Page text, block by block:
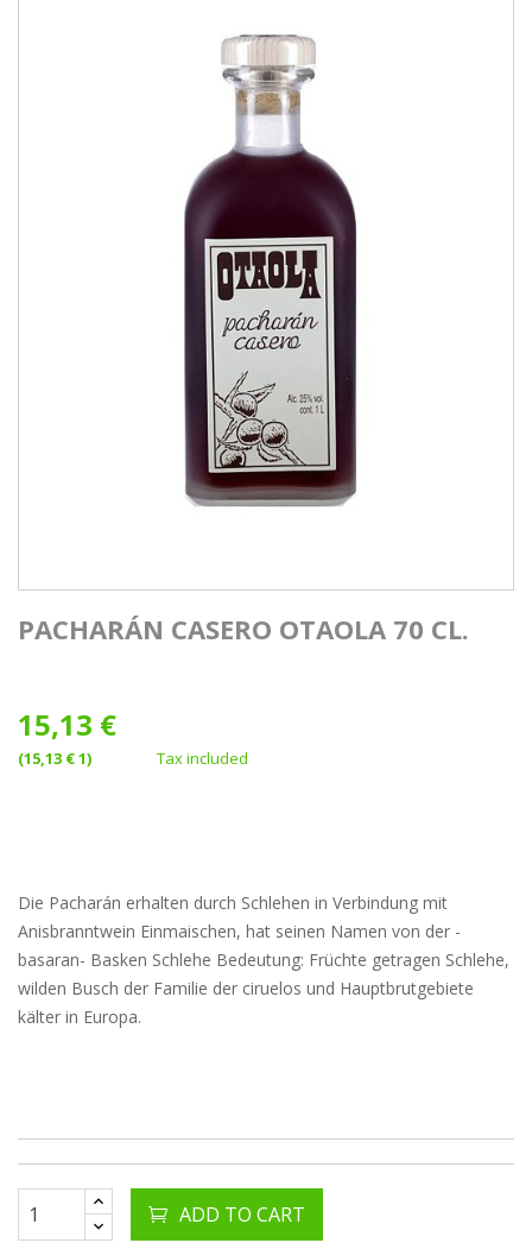
PACHARÁN CASERO OTAOLA 70 CL.
15,13 €
(15,13 € 1) Tax included
Die Pacharán erhalten durch Schlehen in Verbindung mit
Anisbranntwein Einmaischen, hat seinen Namen von der -
basaran- Basken Schlehe Bedeutung: Früchte getragen Schlehe,
wilden Busch der Familie der ciruelos und Hauptbrutgebiete
kälter in Europa.
ADD TO CART